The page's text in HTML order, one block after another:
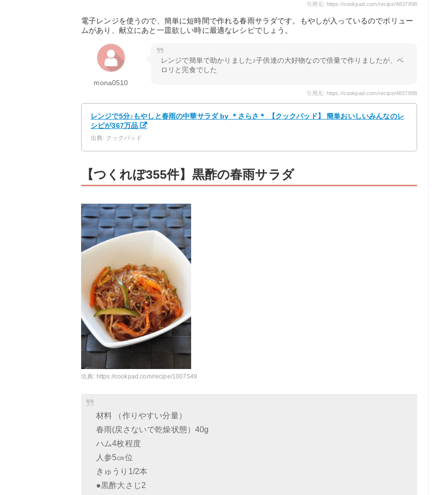
引用元: https://cookpad.com/recipe/4837898
電子レンジを使うので、簡単に短時間で作れる春雨サラダです。もやしが入っているのでボリュー
ムがあり、献立にあと一皿欲しい時に最適なレシピでしょう。
mona0510
レンジで簡単で助かりました♪子供達の大好物なので倍量で作りましたが、ペ
ロリと完食でした
引用元: https://cookpad.com/recipe/4837898
レンジで5分♪もやしと春雨の中華サラダ by ＊さらさ＊ 【クックパッド】 簡単おいしいみんなのレ
シピが367万品
出典: クックパッド
【つくれぽ355件】黒酢の春雨サラダ
出典: https://cookpad.com/recipe/1007549
材料 （作りやすい分量）
春雨(戻さないで乾燥状態）40g
ハム4枚程度
人参5㎝位
きゅうり1/2本
●黒酢大さじ2